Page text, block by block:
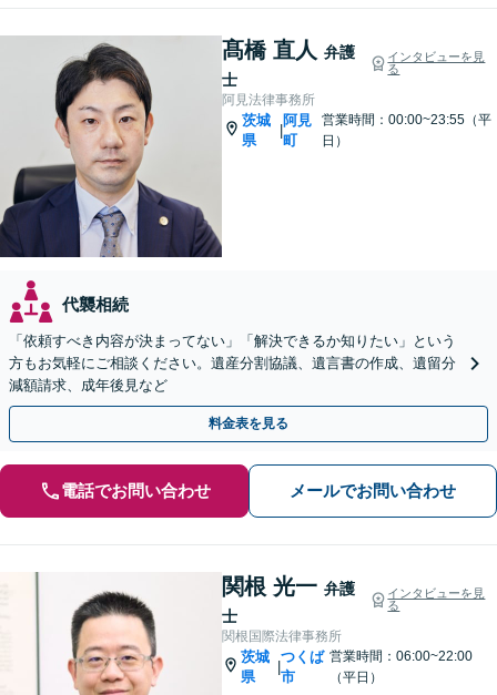
髙橋 直人 弁護
士
インタビューを見
る
阿見法律事務所
茨城
県
|
阿見
町
営業時間：00:00~23:55（平
日）
代襲相続
「依頼すべき内容が決まってない」「解決できるか知りたい」という
方もお気軽にご相談ください。遺産分割協議、遺言書の作成、遺留分
減額請求、成年後見など
料金表を見る
電話でお問い合わせ メールでお問い合わせ
関根 光一 弁護
士
インタビューを見
る
関根国際法律事務所
茨城
県
|
つくば
市
営業時間：06:00~22:00
（平日）